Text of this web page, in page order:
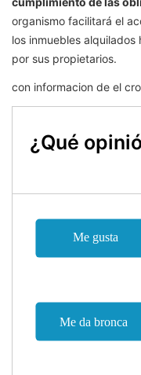
organismo facilitará el
los inmuebles
por sus propietarios.
con informacion de el
¿Qué